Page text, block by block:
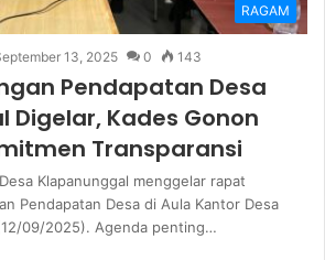
RAGAM
13, 2025 0 143
Pendapatan Desa
Digelar, Kades Gonon
Transparansi
Klapanunggal menggelar rapat
Pendapatan Desa di Aula Kantor Desa
09/2025). Agenda penting…